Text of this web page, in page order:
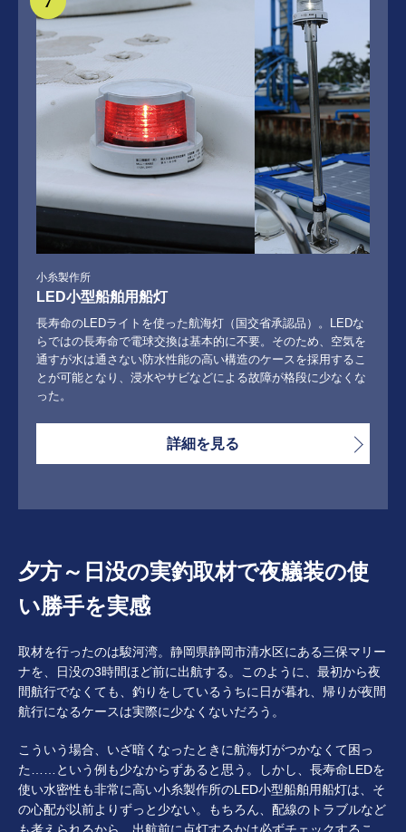
小糸製作所
LED小型船舶用船灯
長寿命のLEDライトを使った航海灯（国交省承認品）。LEDな
らではの長寿命で電球交換は基本的に不要。そのため、空気を
通すが水は通さない防水性能の高い構造のケースを採用するこ
とが可能となり、浸水やサビなどによる故障が格段に少なくな
った。
詳細を見る
夕方～日没の実釣取材で夜艤装の使
い勝手を実感
取材を行ったのは駿河湾。静岡県静岡市清水区にある三保マリー
ナを、日没の3時間ほど前に出航する。このように、最初から夜
間航行でなくても、釣りをしているうちに日が暮れ、帰りが夜間
航行になるケースは実際に少なくないだろう。
こういう場合、いざ暗くなったときに航海灯がつかなくて困っ
た……という例も少なからずあると思う。しかし、長寿命LEDを
使い水密性も非常に高い小糸製作所のLED小型船舶用船灯は、そ
の心配が以前よりずっと少ない。もちろん、配線のトラブルなど